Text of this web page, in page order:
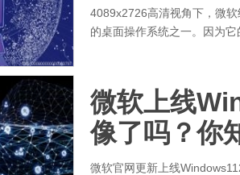
4089x2726高清视角下，微
的桌面操作系统之一。因为
微软上线
像了吗？你
微软官网更新上线